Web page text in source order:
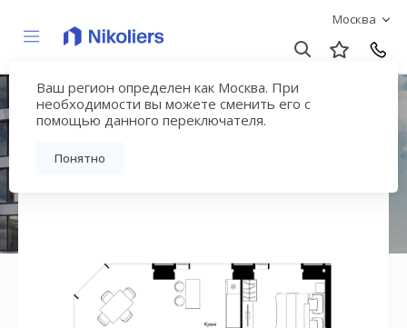
Москва
Ваш регион определен как Москва. При
необходимости вы можете сменить его с
помощью данного переключателя.
Понятно
ЖК «СИТИДЗЕН»
Вернуться на страницу жилого комплекса